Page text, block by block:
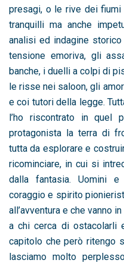
presagi, o le rive dei
tranquilli ma anche
analisi ed indagine
tensione emoriva, gli
banche, i duelli a colpi di
le risse nei saloon, gli
e coi tutori della legge.
l’ho riscontrato in quel
protagonista la terra di
tutta da esplorare e
ricominciare, in cui si
dalla fantasia. Uomini
coraggio e spirito
all’avventura e che vanno
a chi cerca di ostacolarli
capitolo che però ritengo
lasciamo molto